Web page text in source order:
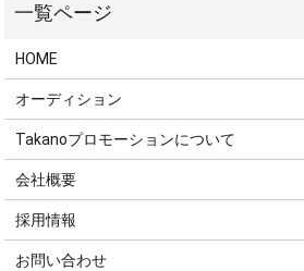
HOME
オーディション
Takanoプロモーションについて
会社概要
採用情報
お問い合わせ